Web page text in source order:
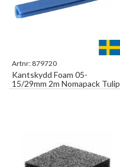
Artnr: 879720
Kantskydd Foam 05-
15/29mm 2m Nomapack Tulip